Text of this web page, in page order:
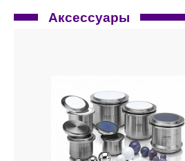
Аксессуары